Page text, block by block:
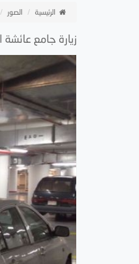
الرئيسية الصور
زيارة جامع عائشة